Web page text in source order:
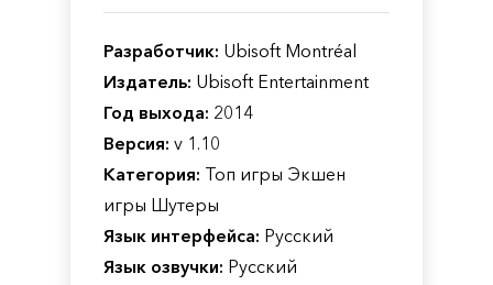
Разработчик: Ubisoft Montréal
Издатель: Ubisoft Entertainment
Год выхода: 2014
Версия: v 1.10
Категория: Топ игры Экшен
игры Шутеры
Язык интерфейса: Русский
Язык озвучки: Русский